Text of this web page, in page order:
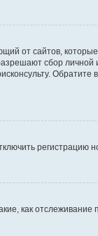
от сайтов,
сбор
Обратите
регистрацию
как